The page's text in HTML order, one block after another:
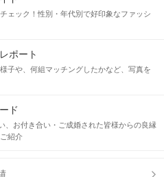
ェック！性別・年代別で好印象なファッシ
ポート
子や、何組マッチングしたかなど、写真を
ド
、お付き合い・ご成婚された皆様からの良縁
紹介